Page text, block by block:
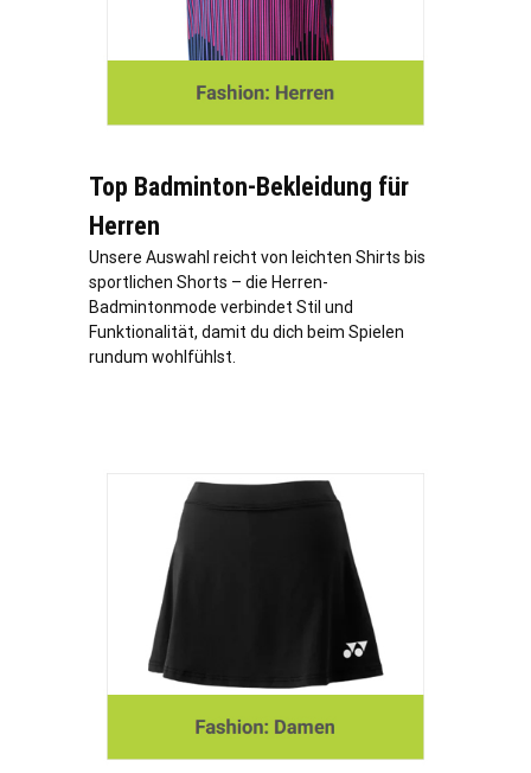
Top Badminton-Bekleidung für
Herren
Unsere Auswahl reicht von leichten Shirts bis
sportlichen Shorts – die Herren-
Badmintonmode verbindet Stil und
Funktionalität, damit du dich beim Spielen
rundum wohlfühlst.